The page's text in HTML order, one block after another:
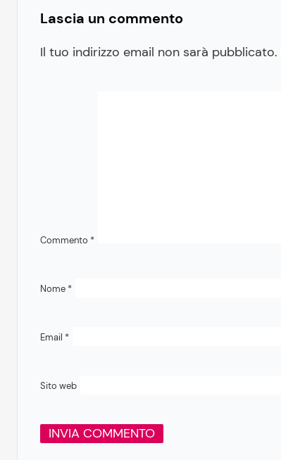
Lascia un commento
Il tuo indirizzo email non sarà pubblicato.
Commento *
Nome *
Email *
Sito web